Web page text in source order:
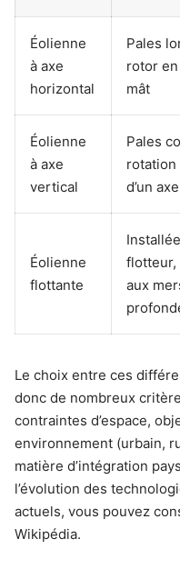
Éolienne
à axe
horizontal
Pales
rotor
mât
Éolienne
à axe
vertical
Pales
rotation
d’un
Éolienne
flottante
flotteur,
aux
Le choix entre ces
donc de nombreux
contraintes d’espace,
environnement (urbain,
matière d’intégration
l’évolution des
actuels, vous pouvez
Wikipédia.